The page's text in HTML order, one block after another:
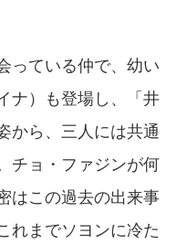
っている仲で、幼い
ナ）も登場し、「井
から、三人には共通
チョ・ファジンが何
はこの過去の出来事
れまでソヨンに冷た